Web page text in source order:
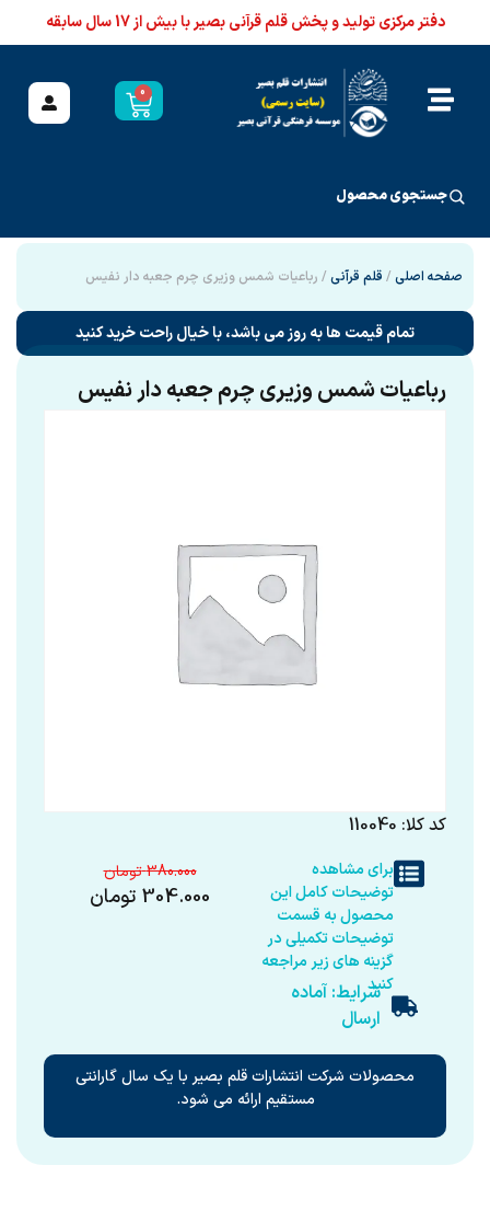
دفتر مرکزی تولید و پخش قلم قرآنی بصیر با بیش از 17 سال سابقه
0
جستجوی محصول
صفحه اصلی / قلم قرآنی / رباعیات شمس وزیری چرم جعبه دار نفیس
تمام قیمت ها به روز می باشد، با خیال راحت خرید کنید
رباعیات شمس وزیری چرم جعبه دار نفیس
کد کلا: 110040
برای مشاهده
توضیحات کامل این
محصول به قسمت
توضیحات تکمیلی در
گزینه های زیر مراجعه
کنیدشرایط: آماده
ارسال
380.000
304.000 تومان
محصولات شرکت انتشارات قلم بصیر با یک سال گارانتی
مستقیم ارائه می شود.